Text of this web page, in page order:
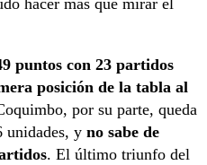
hacer más que mirar el
puntos con 23 partidos
posición de la tabla al
por su parte, queda
unidades, y no sabe de
. El último triunfo del